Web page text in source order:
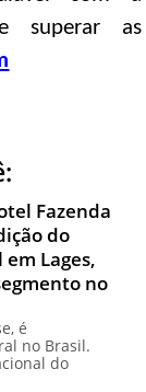
superar as
Fazenda
do
Lages,
no
é
no Brasil.
do